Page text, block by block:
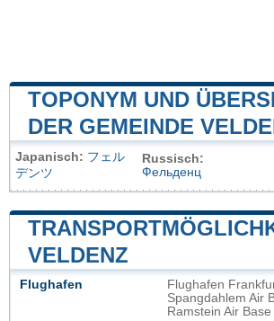
TOPONYM UND
DER GEMEINDE
Japanisch: フェル
デンツ
Russisch:
Фельденц
VELDENZ
Flughafen Flughafen
Spangdahlem Air
Ramstein Air Base